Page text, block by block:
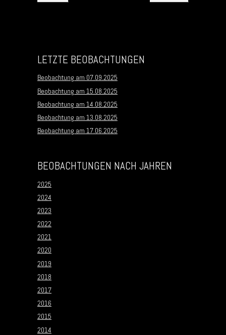
LETZTE BEOBACHTUNGEN
Beobachtung am 07.09.2025
Beobachtung am 15.08.2025
Beobachtung am 14.08.2025
Beobachtung am 13.08.2025
Beobachtung am 17.06.2025
BEOBACHTUNGEN NACH JAHREN
2025
2024
2023
2022
2021
2020
2019
2018
2017
2016
2015
2014